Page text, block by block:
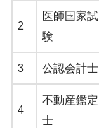
2
医師国家試
験
3 公認会計士
4
不動産鑑定
士